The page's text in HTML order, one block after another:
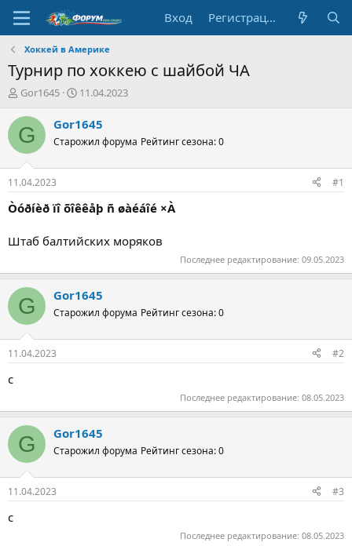
Вход Регистрация
Хоккей в Америке
Турнир по хоккею с шайбой ЧА
А
т
о
т
е
м
ы
Gor1645
Д
т
н
а
л
11.04.2023
G Gor1645
Старожил форума Рейтинг сезона: 0
11.04.2023 #1
Òóðíèð ïî õîêêåþ ñ øàéáîé ×À
Штаб балтийских моряков
Последнее редактирование: 09.05.2023
G Gor1645
Старожил форума Рейтинг сезона: 0
11.04.2023 #2
с
Последнее редактирование: 08.05.2023
G Gor1645
Старожил форума Рейтинг сезона: 0
11.04.2023 #3
с
Последнее редактирование: 08.05.2023